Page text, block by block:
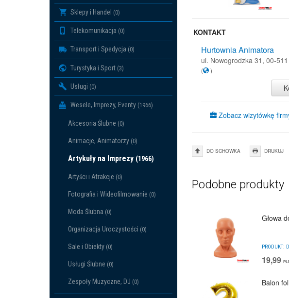
Sklepy i Handel (0)
Telekomunikacja (0)
Transport i Spedycja (0)
Turystyka i Sport (3)
Usługi (0)
Wesele, Imprezy, Eventy (1966)
Akcesoria Ślubne (0)
Animacje, Animatorzy (0)
Artykuły na Imprezy (1966)
Artyści i Atrakcje (0)
Fotografia i Wideofilmowanie (0)
Moda Ślubna (0)
Organizacja Uroczystości (0)
Sale i Obiekty (0)
Usługi Ślubne (0)
Zespoły Muzyczne, DJ (0)
KONTAKT
Hurtownia Animatora
ul. Nowogrodzka 31, 00-
( )
Zobacz wizytówkę
DO SCHOWKA DRUKUJ
Podobne produkty
Głowa
PRODUKT:
19,99
Balon